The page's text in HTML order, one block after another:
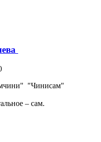
"Чинисам"
– сам.